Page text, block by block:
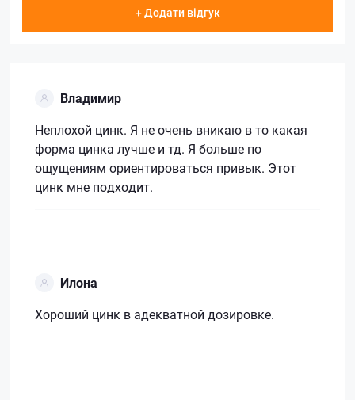
+ Додати відгук
Владимир
Неплохой цинк. Я не очень вникаю в то какая
форма цинка лучше и тд. Я больше по
ощущениям ориентироваться привык. Этот
цинк мне подходит.
Илона
Хороший цинк в адекватной дозировке.